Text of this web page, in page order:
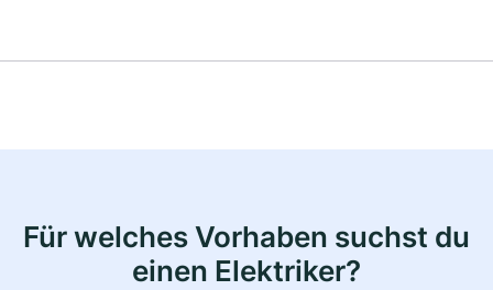
Für welches Vorhaben suchst du
einen Elektriker?